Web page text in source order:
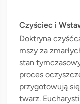
Czyściec i
Doktryna
mszy za
stan
proces
przygotowują
twarz.